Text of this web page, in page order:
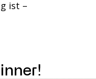
ist –